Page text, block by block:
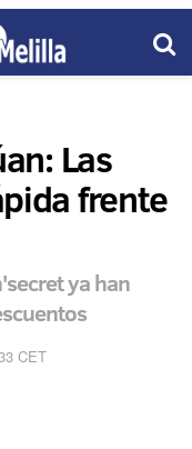
Las
frente
ya han
CET